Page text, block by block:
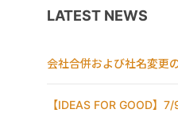
LATEST NEWS
会社合併および社名変更
【IDEAS FOR GOOD】